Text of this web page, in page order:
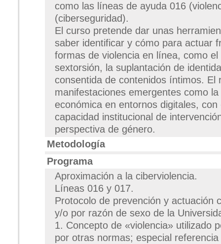
como las líneas de ayuda 016
(ciberseguridad).
El curso pretende dar unas
saber identificar y cómo para actuar
formas de violencia en línea, como el
sextorsión, la suplantación de
consentida de contenidos íntimos. El
manifestaciones emergentes como
económica en entornos digitales,
capacidad institucional de
perspectiva de género.
Metodología
Programa
Aproximación a la ciberviolencia.
Líneas 016 y 017.
Protocolo de prevención y actuación
y/o por razón de sexo de la
1. Concepto de «violencia» utilizado
por otras normas; especial